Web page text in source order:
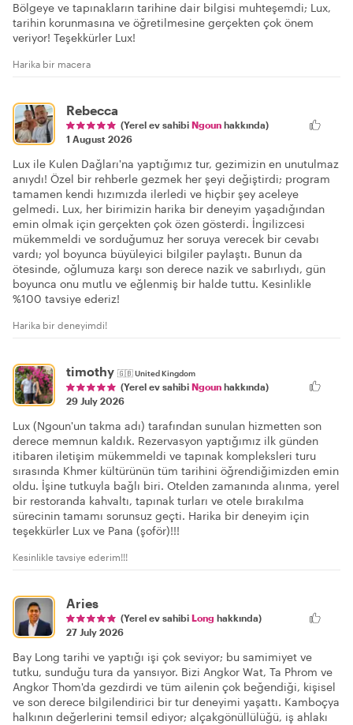
Bölgeye ve tapınakların tarihine dair bilgisi muhteşemdi; Lux,
tarihin korunmasına ve öğretilmesine gerçekten çok önem
veriyor! Teşekkürler Lux!
Harika bir macera
Rebecca
(Yerel ev sahibi Ngoun hakkında)
1 August 2026
Lux ile Kulen Dağları'na yaptığımız tur, gezimizin en unutulmaz
anıydı! Özel bir rehberle gezmek her şeyi değiştirdi; program
tamamen kendi hızımızda ilerledi ve hiçbir şey aceleye
gelmedi. Lux, her birimizin harika bir deneyim yaşadığından
emin olmak için gerçekten çok özen gösterdi. İngilizcesi
mükemmeldi ve sorduğumuz her soruya verecek bir cevabı
vardı; yol boyunca büyüleyici bilgiler paylaştı. Bunun da
ötesinde, oğlumuza karşı son derece nazik ve sabırlıydı, gün
boyunca onu mutlu ve eğlenmiş bir halde tuttu. Kesinlikle
%100 tavsiye ederiz!
Harika bir deneyimdi!
timothy 🇬🇧United Kingdom
(Yerel ev sahibi Ngoun hakkında)
29 July 2026
Lux (Ngoun'un takma adı) tarafından sunulan hizmetten son
derece memnun kaldık. Rezervasyon yaptığımız ilk günden
itibaren iletişim mükemmeldi ve tapınak kompleksleri turu
sırasında Khmer kültürünün tüm tarihini öğrendiğimizden emin
oldu. İşine tutkuyla bağlı biri. Otelden zamanında alınma, yerel
bir restoranda kahvaltı, tapınak turları ve otele bırakılma
sürecinin tamamı sorunsuz geçti. Harika bir deneyim için
teşekkürler Lux ve Pana (şoför)!!!
Kesinlikle tavsiye ederim!!!
Aries
(Yerel ev sahibi Long hakkında)
27 July 2026
Bay Long tarihi ve yaptığı işi çok seviyor; bu samimiyet ve
tutku, sunduğu tura da yansıyor. Bizi Angkor Wat, Ta Phrom ve
Angkor Thom'da gezdirdi ve tüm ailenin çok beğendiği, kişisel
ve son derece bilgilendirici bir tur deneyimi yaşattı. Kamboçya
halkının değerlerini temsil ediyor; alçakgönüllülüğü, iş ahlakı